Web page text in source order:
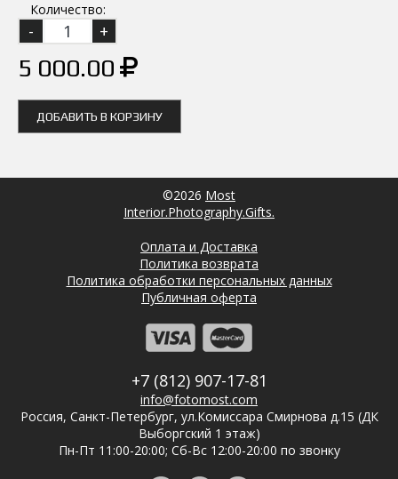
Количество:
5 000.00
ДОБАВИТЬ В КОРЗИНУ
©2026 Most
Interior.Photography.Gifts.
Оплата и Доставка
Политика возврата
Политика обработки персональных данных
Публичная оферта
+7 (812) 907-17-81
info@fotomost.com
Россия, Санкт-Петербург, ул.Комиссара Смирнова д.15 (ДК
Выборгский 1 этаж)
Пн-Пт 11:00-20:00; Сб-Вс 12:00-20:00 по звонку